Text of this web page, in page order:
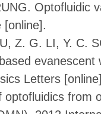
Optofluidic
[online].
Z. G. LI, Y. C.
Letters
from